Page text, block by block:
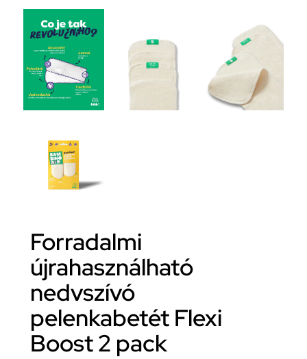
Forradalmi
újrahasználható
nedvszívó
pelenkabetét Flexi
Boost 2 pack